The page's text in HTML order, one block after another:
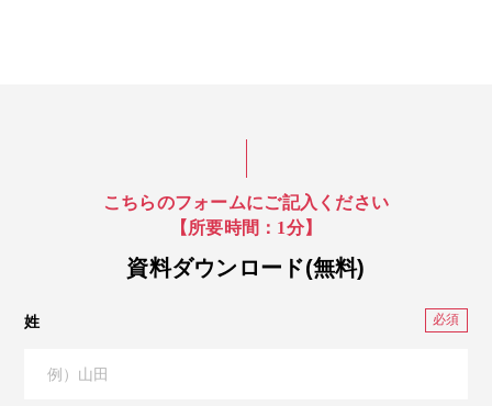
こちらのフォームにご記入ください
【所要時間：1分】
資料ダウンロード(無料)
姓